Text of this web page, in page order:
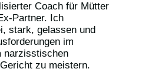
Coach für Mütter
Partner. Ich
stark, gelassen und
im
narzisstischen
zu meistern.